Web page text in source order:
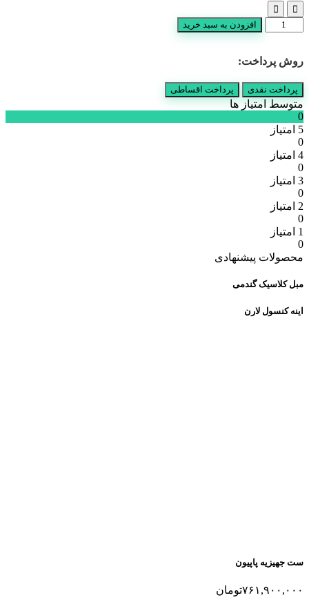
آیینه
میز
وی
ماهلین
عدد
افزودن به سبد خرید
روش پرداخت:
پرداخت نقدی پرداخت اقساطی
متوسط امتیاز ها
0
5 امتیاز
0
4 امتیاز
0
3 امتیاز
0
2 امتیاز
0
1 امتیاز
0
محصولات پیشنهادی
مبل کلاسیک گندمی
اینه کنسول لارن
ست جهیزیه پاپیون
۷۶۱,۹۰۰,۰۰۰تومان